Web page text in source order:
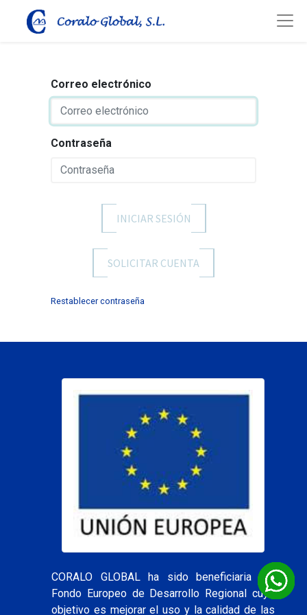
Correo electrónico
Contraseña
INICIAR SESIÓN
SOLICITAR CUENTA
Restablecer contraseña
CORALO GLOBAL ha sido beneficiaria del
Fondo Europeo de Desarrollo Regional cuyo
objetivo es mejorar el uso y la calidad de las